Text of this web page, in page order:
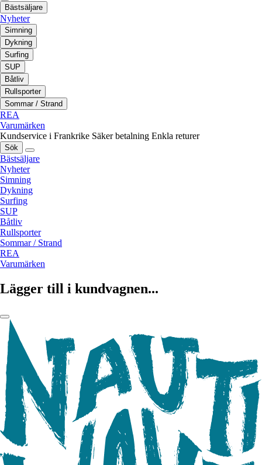
Bästsäljare
Nyheter
Simning
Dykning
Surfing
SUP
Båtliv
Rullsporter
Sommar / Strand
REA
Varumärken
Kundservice i Frankrike Säker betalning Enkla returer
Sök
Bästsäljare
Nyheter
Simning
Dykning
Surfing
SUP
Båtliv
Rullsporter
Sommar / Strand
REA
Varumärken
Lägger till i kundvagnen...